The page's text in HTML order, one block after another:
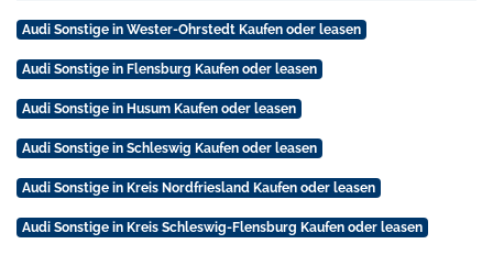
Audi Sonstige in Wester-Ohrstedt Kaufen oder leasen
Audi Sonstige in Flensburg Kaufen oder leasen
Audi Sonstige in Husum Kaufen oder leasen
Audi Sonstige in Schleswig Kaufen oder leasen
Audi Sonstige in Kreis Nordfriesland Kaufen oder leasen
Audi Sonstige in Kreis Schleswig-Flensburg Kaufen oder leasen